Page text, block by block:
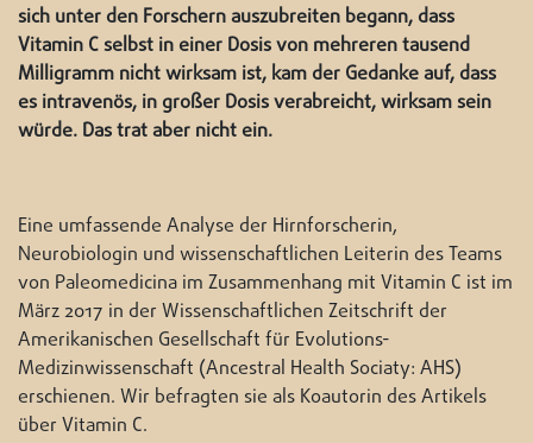
sich unter den Forschern auszubreiten begann, dass
Vitamin C selbst in einer Dosis von mehreren tausend
Milligramm nicht wirksam ist, kam der Gedanke auf, dass
es intravenös, in großer Dosis verabreicht, wirksam sein
würde. Das trat aber nicht ein.
Eine umfassende Analyse der Hirnforscherin,
Neurobiologin und wissenschaftlichen Leiterin des Teams
von Paleomedicina im Zusammenhang mit Vitamin C ist im
März 2017 in der Wissenschaftlichen Zeitschrift der
Amerikanischen Gesellschaft für Evolutions-
Medizinwissenschaft (Ancestral Health Sociaty: AHS)
erschienen. Wir befragten sie als Koautorin des Artikels
über Vitamin C.